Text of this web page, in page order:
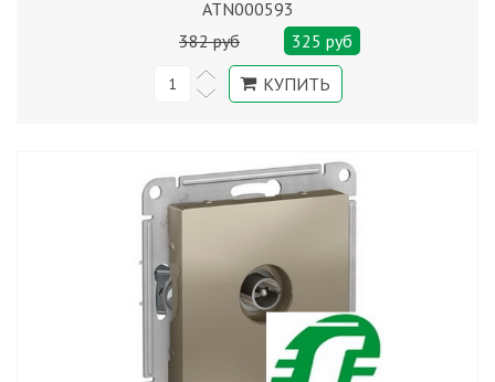
ATN000593
382 руб
325 руб